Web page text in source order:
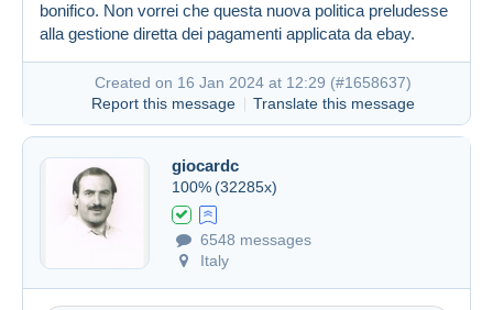
Created on 16 Jan 2024 at 12:12 #1658616
bonifico. Non vorrei che questa nuova politica preludesse
alla gestione diretta dei pagamenti applicata da ebay.
Created on 16 Jan 2024 at 12:29 (#1658637)
Report this message
Translate this message
giocardc
100% (32285x)
6548 messages
Italy